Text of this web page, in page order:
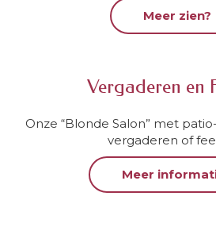
Meer zien?
Vergaderen en
Onze “Blonde Salon” met
vergaderen of
Meer